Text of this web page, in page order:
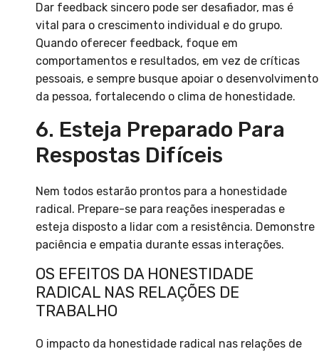
Dar feedback sincero pode ser desafiador, mas é
vital para o crescimento individual e do grupo.
Quando oferecer feedback, foque em
comportamentos e resultados, em vez de críticas
pessoais, e sempre busque apoiar o desenvolvimento
da pessoa, fortalecendo o clima de honestidade.
6. Esteja Preparado Para
Respostas Difíceis
Nem todos estarão prontos para a honestidade
radical. Prepare-se para reações inesperadas e
esteja disposto a lidar com a resistência. Demonstre
paciência e empatia durante essas interações.
OS EFEITOS DA HONESTIDADE
RADICAL NAS RELAÇÕES DE
TRABALHO
O impacto da honestidade radical nas relações de